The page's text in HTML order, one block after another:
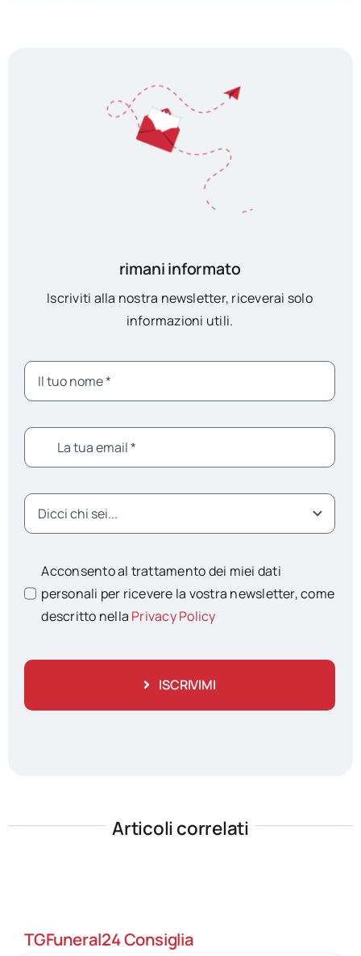
rimani informato
Iscriviti alla nostra newsletter, riceverai solo
informazioni utili.
Acconsento al trattamento dei miei dati
personali per ricevere la vostra newsletter, come
descritto nella Privacy Policy
ISCRIVIMI
Articoli correlati
TGFuneral24 Consiglia